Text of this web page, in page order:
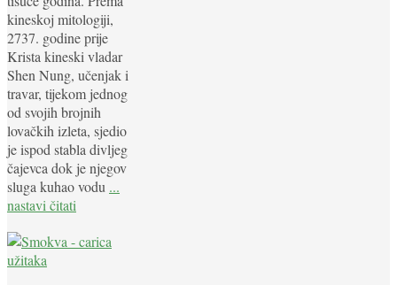
kineskoj mitologiji,
2737. godine prije
Krista kineski vladar
Shen Nung, učenjak i
travar, tijekom jednog
od svojih brojnih
lovačkih izleta, sjedio
je ispod stabla divljeg
čajevca dok je njegov
sluga kuhao vodu ...
nastavi čitati